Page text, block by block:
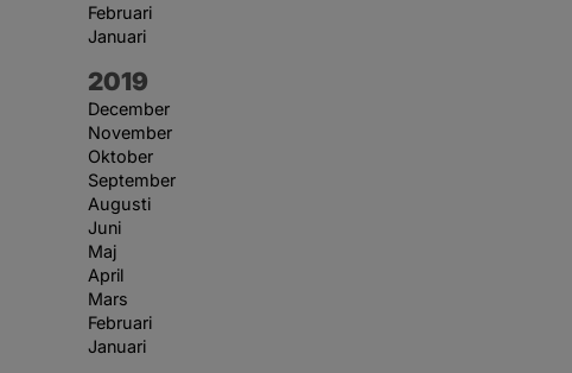
Februari
Januari
År:
2019
December
November
Oktober
September
Augusti
Juni
Maj
April
Mars
Februari
Januari